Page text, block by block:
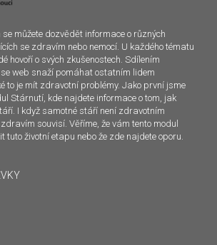
můžete dozvědět informace o různých
se zdravím nebo nemocí. U každého tématu
hovoří o svých zkušenostech. Sdílením
web snaží pomáhat ostatním lidem
to je mít zdravotní problémy. Jako první jsme
Stárnutí, kde najdete informace o tom, jak
I když samotné stáří není zdravotním
souvisí. Věříme, že vám tento modul
tuto životní etapu nebo že zde najdete oporu.